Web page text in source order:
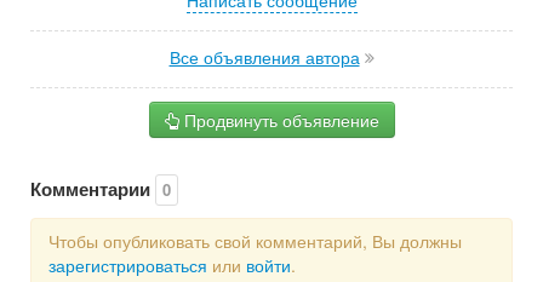
Все объявления автора
Продвинуть объявление
Комментарии 0
Чтобы опубликовать свой комментарий, Вы должны
зарегистрироваться или войти.